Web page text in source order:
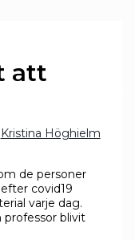
att
Kristina Höghielm
de personer
covid19
varje dag.
blivit